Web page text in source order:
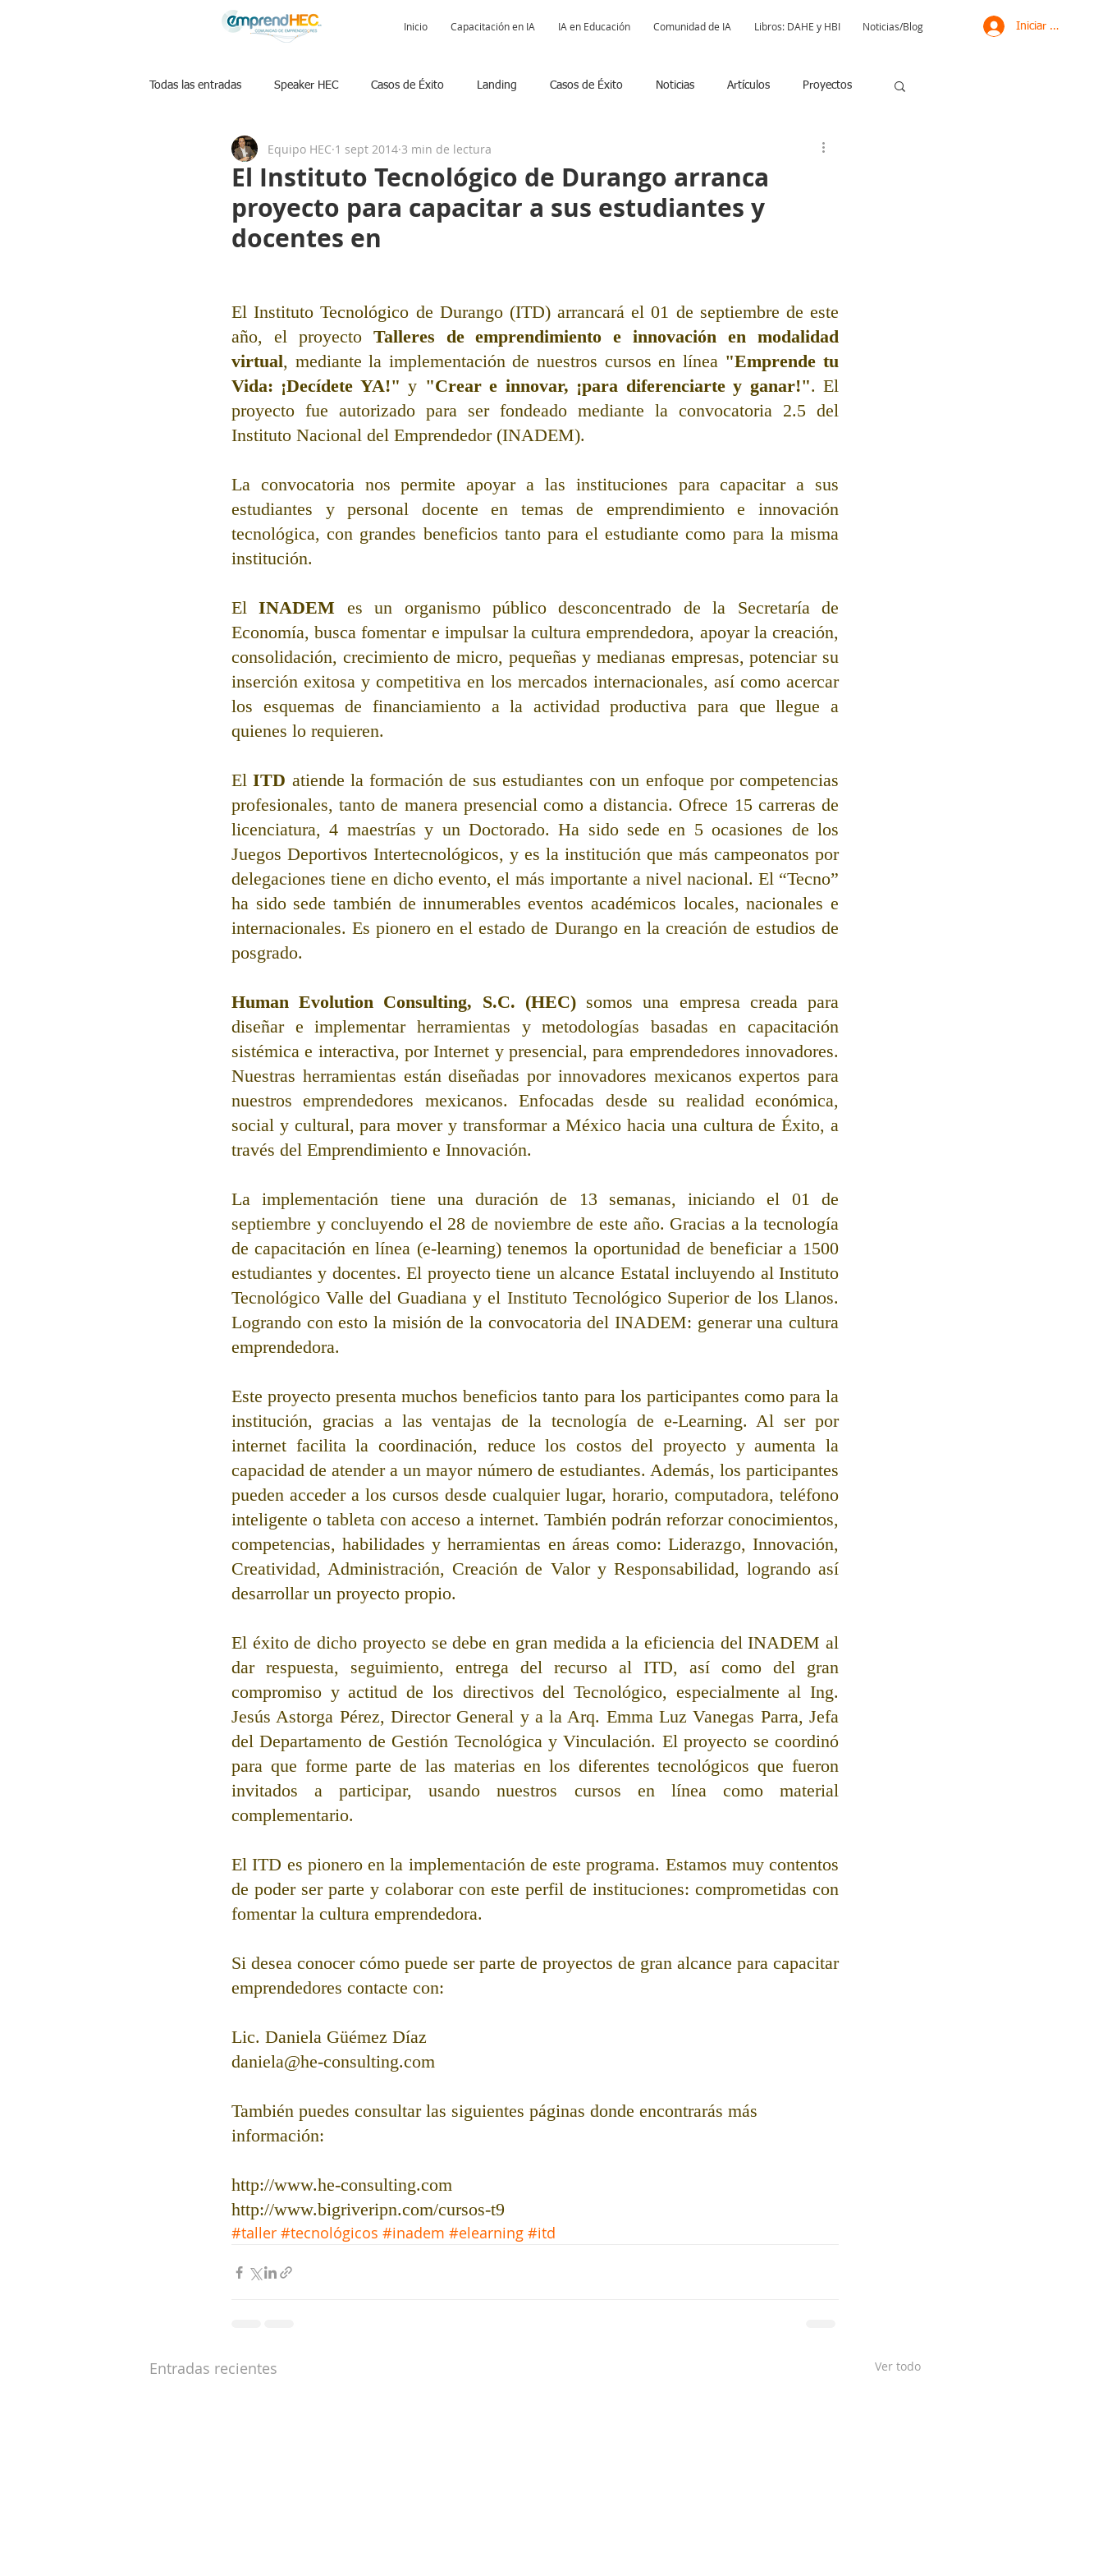
Inicio Capacitación en IA IA en Educación Comunidad de IA Libros: DAHE y HBI Noticias/Blog Iniciar sesión
Todas las entradas Speaker HEC Casos de Éxito Landing Casos de Éxito Noticias Artículos Proyectos
Podcast Posibilisatas Podcast POSIBILISTAS
El Instituto Tecnológico de Durango arranca
proyecto para capacitar a sus estudiantes y
docentes en
Equipo HEC 1 sept 2014 3 min de lectura
El Instituto Tecnológico de Durango (ITD) arrancará el 01 de septiembre de este
año, el proyecto Talleres de emprendimiento e innovación en modalidad
virtual, mediante la implementación de nuestros cursos en línea "Emprende tu
Vida: ¡Decídete YA!" y "Crear e innovar, ¡para diferenciarte y ganar!". El
proyecto fue autorizado para ser fondeado mediante la convocatoria 2.5 del
Instituto Nacional del Emprendedor (INADEM).
La convocatoria nos permite apoyar a las instituciones para capacitar a sus
estudiantes y personal docente en temas de emprendimiento e innovación
tecnológica, con grandes beneficios tanto para el estudiante como para la misma
institución.
El INADEM es un organismo público desconcentrado de la Secretaría de
Economía, busca fomentar e impulsar la cultura emprendedora, apoyar la creación,
consolidación, crecimiento de micro, pequeñas y medianas empresas, potenciar su
inserción exitosa y competitiva en los mercados internacionales, así como acercar
los esquemas de financiamiento a la actividad productiva para que llegue a
quienes lo requieren.
El ITD atiende la formación de sus estudiantes con un enfoque por competencias
profesionales, tanto de manera presencial como a distancia. Ofrece 15 carreras de
licenciatura, 4 maestrías y un Doctorado. Ha sido sede en 5 ocasiones de los
Juegos Deportivos Intertecnológicos, y es la institución que más campeonatos por
delegaciones tiene en dicho evento, el más importante a nivel nacional. El “Tecno”
ha sido sede también de innumerables eventos académicos locales, nacionales e
internacionales. Es pionero en el estado de Durango en la creación de estudios de
posgrado.
Human Evolution Consulting, S.C. (HEC) somos una empresa creada para
diseñar e implementar herramientas y metodologías basadas en capacitación
sistémica e interactiva, por Internet y presencial, para emprendedores innovadores.
Nuestras herramientas están diseñadas por innovadores mexicanos expertos para
nuestros emprendedores mexicanos. Enfocadas desde su realidad económica,
social y cultural, para mover y transformar a México hacia una cultura de Éxito, a
través del Emprendimiento e Innovación.
La implementación tiene una duración de 13 semanas, iniciando el 01 de
septiembre y concluyendo el 28 de noviembre de este año. Gracias a la tecnología
de capacitación en línea (e-learning) tenemos la oportunidad de beneficiar a 1500
estudiantes y docentes. El proyecto tiene un alcance Estatal incluyendo al Instituto
Tecnológico Valle del Guadiana y el Instituto Tecnológico Superior de los Llanos.
Logrando con esto la misión de la convocatoria del INADEM: generar una cultura
emprendedora.
Este proyecto presenta muchos beneficios tanto para los participantes como para la
institución, gracias a las ventajas de la tecnología de e-Learning. Al ser por
internet facilita la coordinación, reduce los costos del proyecto y aumenta la
capacidad de atender a un mayor número de estudiantes. Además, los participantes
pueden acceder a los cursos desde cualquier lugar, horario, computadora, teléfono
inteligente o tableta con acceso a internet. También podrán reforzar conocimientos,
competencias, habilidades y herramientas en áreas como: Liderazgo, Innovación,
Creatividad, Administración, Creación de Valor y Responsabilidad, logrando así
desarrollar un proyecto propio.
El éxito de dicho proyecto se debe en gran medida a la eficiencia del INADEM al
dar respuesta, seguimiento, entrega del recurso al ITD, así como del gran
compromiso y actitud de los directivos del Tecnológico, especialmente al Ing.
Jesús Astorga Pérez, Director General y a la Arq. Emma Luz Vanegas Parra, Jefa
del Departamento de Gestión Tecnológica y Vinculación. El proyecto se coordinó
para que forme parte de las materias en los diferentes tecnológicos que fueron
invitados a participar, usando nuestros cursos en línea como material
complementario.
El ITD es pionero en la implementación de este programa. Estamos muy contentos
de poder ser parte y colaborar con este perfil de instituciones: comprometidas con
fomentar la cultura emprendedora.
Si desea conocer cómo puede ser parte de proyectos de gran alcance para capacitar
emprendedores contacte con:
Lic. Daniela Güémez Díaz
daniela@he-consulting.com
También puedes consultar las siguientes páginas donde encontrarás más
información:
http://www.he-consulting.com
http://www.bigriveripn.com/cursos-t9
#taller #tecnológicos #inadem #elearning #itd
Entradas recientes Ver todo